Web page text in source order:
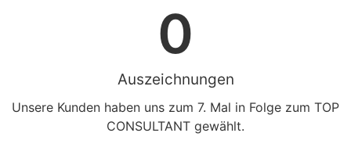
Auszeichnungen
0
Unsere Kunden haben uns zum 7. Mal in Folge zum TOP
CONSULTANT gewählt.